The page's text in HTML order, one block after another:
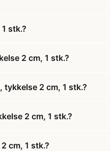
stk.?
2 cm, 1 stk.?
tykkelse 2 cm, 1 stk.?
2 cm, 1 stk.?
cm, 1 stk.?